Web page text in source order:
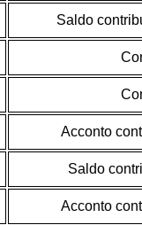
Saldo
Acconto
Saldo
Acconto